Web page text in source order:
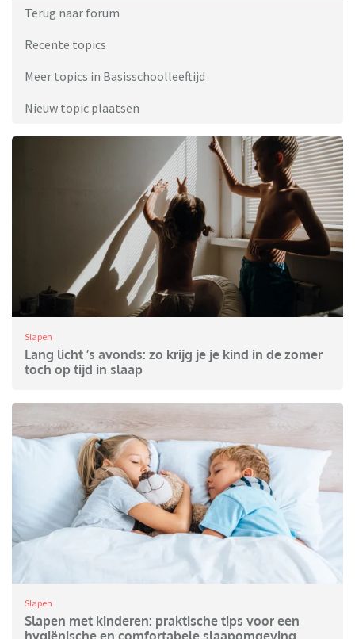
Terug naar forum
Recente topics
Meer topics in Basisschoolleeftijd
Nieuw topic plaatsen
Slapen
Lang licht ’s avonds: zo krijg je je kind in de zomer
toch op tijd in slaap
Slapen
Slapen met kinderen: praktische tips voor een